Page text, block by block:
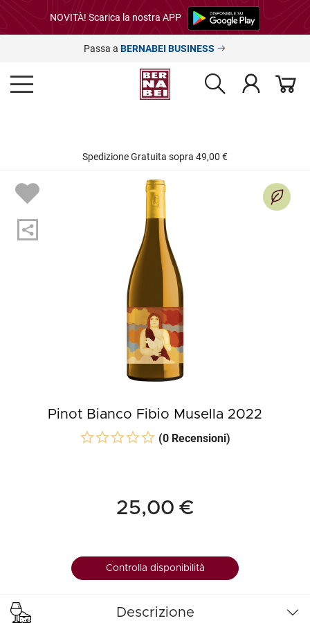
NOVITÀ! Scarica la nostra APP
Passa a BERNABEI BUSINESS
Spedizione Gratuita sopra 49,00 €
Pinot Bianco Fibio Musella 2022
(0 Recensioni)
25,00 €
Controlla disponibilità
Descrizione